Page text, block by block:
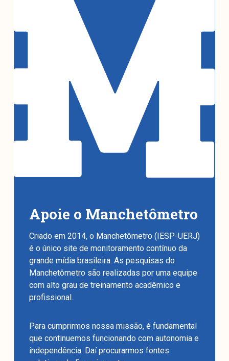
Apoie o Manchetômetro
Criado em 2014, o Manchetômetro (IESP-UERJ)
é o único site de monitoramento contínuo da
grande mídia brasileira. As pesquisas do
Manchetômetro são realizadas por uma equipe
com alto grau de treinamento acadêmico e
profissional.
Para cumprirmos nossa missão, é fundamental
que continuemos funcionando com autonomia e
independência. Daí procurarmos fontes